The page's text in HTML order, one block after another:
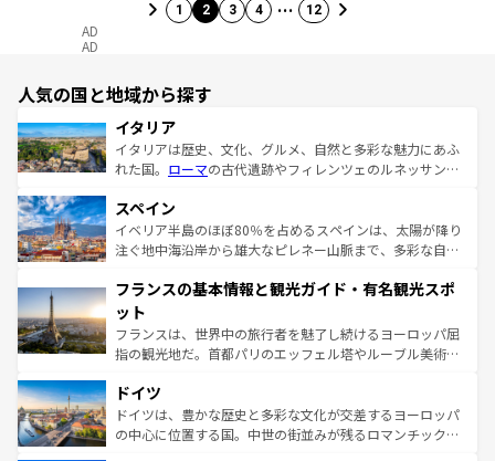
1 2 3 4 12
AD
AD
人気の国と地域から探す
イタリア
イタリアは歴史、文化、グルメ、自然と多彩な魅力にあふ
れた国。 ローマの古代遺跡やフィレンツェのルネッサンス
ろん、トスカーナの美しい田園風景やアマルフィ海岸の絶
景など、自然景観も見逃せない。観光の合間には、本場の
ピザやパスタなど、絶品のイタリア料理を堪能することも
ませてくれるイタリアで、忘れられない旅をしてみよう！
なお、新着のイタリア情報は
しい。
スペイン
イベリア半島のほぼ80％を占めるスペインは、太陽が降り
注ぐ地中海沿岸から雄大なピレネー山脈まで、多彩な自然
文化が根付くこの国では、情熱的なフラメンコ、熱気あふ
れる闘牛、そして美味しいタパスが生活の一部となってい
る。首都マドリードの洗練された雰囲気や、バルセロナの
アートに溢れた街角から、地方では古代ローマ遺跡や中世
せる。地方によって風土や気候が異なるスペインはその個
性で訪れる人を魅了する。 なお、新着のスペイン情報は コ
ンテンツ一覧を参照してほしい。
フランスの基本情報と観光ガイド・有名観光スポ
ット
フランスは、世界中の旅行者を魅了し続けるヨーロッパ屈
指の観光地だ。首都パリのエッフェル塔やルーブル美術館
で、幅広い魅力が詰まっている。華麗な宮殿、歴史的な大
聖堂、美しいビーチ、そして豊かな自然が、訪れる者を心
から魅了する。また、フランスは美食の国としても知ら
ドイツ
ドイツは、豊かな歴史と多彩な文化が交差するヨーロッパ
の中心に位置する国。中世の街並みが残るロマンチック街